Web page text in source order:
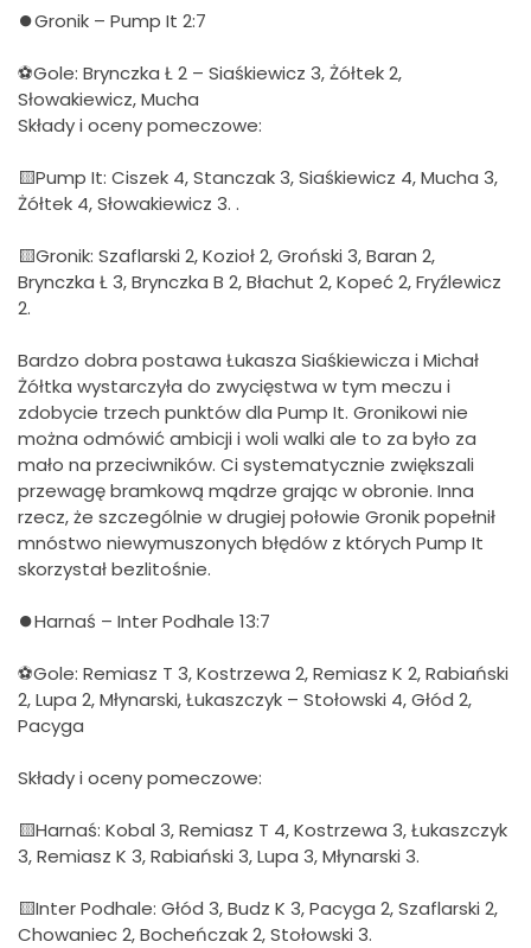
⏺Gronik – Pump It 2:7
⚽Gole: Brynczka Ł 2 – Siaśkiewicz 3, Żółtek 2,
Słowakiewicz, Mucha
Składy i oceny pomeczowe:
🟨Pump It: Ciszek 4, Stanczak 3, Siaśkiewicz 4, Mucha 3,
Żółtek 4, Słowakiewicz 3. .
🟨Gronik: Szaflarski 2, Kozioł 2, Groński 3, Baran 2,
Brynczka Ł 3, Brynczka B 2, Błachut 2, Kopeć 2, Fryźlewicz
2.
Bardzo dobra postawa Łukasza Siaśkiewicza i Michał
Żółtka wystarczyła do zwycięstwa w tym meczu i
zdobycie trzech punktów dla Pump It. Gronikowi nie
można odmówić ambicji i woli walki ale to za było za
mało na przeciwników. Ci systematycznie zwiększali
przewagę bramkową mądrze grając w obronie. Inna
rzecz, że szczególnie w drugiej połowie Gronik popełnił
mnóstwo niewymuszonych błędów z których Pump It
skorzystał bezlitośnie.
⏺Harnaś – Inter Podhale 13:7
⚽Gole: Remiasz T 3, Kostrzewa 2, Remiasz K 2, Rabiański
2, Lupa 2, Młynarski, Łukaszczyk – Stołowski 4, Głód 2,
Pacyga
Składy i oceny pomeczowe:
🟨Harnaś: Kobal 3, Remiasz T 4, Kostrzewa 3, Łukaszczyk
3, Remiasz K 3, Rabiański 3, Lupa 3, Młynarski 3.
🟨Inter Podhale: Głód 3, Budz K 3, Pacyga 2, Szaflarski 2,
Chowaniec 2, Bocheńczak 2, Stołowski 3.